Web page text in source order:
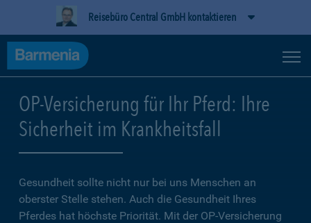
Reisebüro Central GmbH kontaktieren
OP-Versicherung für Ihr Pferd: Ihre
Sicherheit im Krankheitsfall
Gesundheit sollte nicht nur bei uns Menschen an
oberster Stelle stehen. Auch die Gesundheit Ihres
Pferdes hat höchste Priorität. Mit der OP-Versicherung